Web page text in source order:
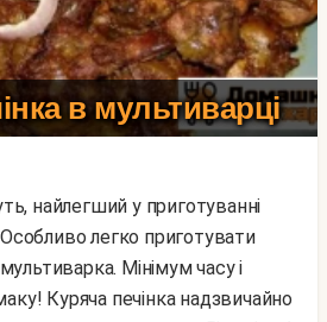
в мультиварці
легко приготувати
Мінімум часу і
Куряча печінка надзвичайно